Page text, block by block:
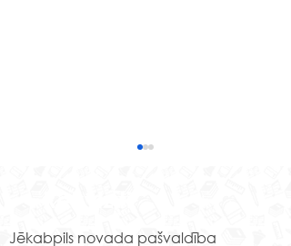
darbs un esam pelnījuši
Jēkabpils novada pašvaldība